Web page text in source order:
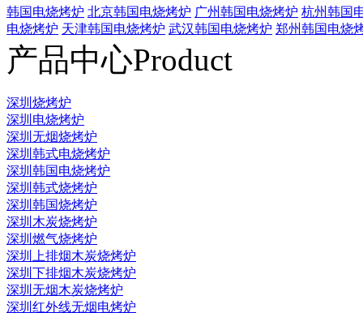
韩国电烧烤炉 北京韩国电烧烤炉 广州韩国电烧烤炉 杭州韩国
电烧烤炉 天津韩国电烧烤炉 武汉韩国电烧烤炉 郑州韩国电烧
产品中心Product
深圳烧烤炉
深圳电烧烤炉
深圳无烟烧烤炉
深圳韩式电烧烤炉
深圳韩国电烧烤炉
深圳韩式烧烤炉
深圳韩国烧烤炉
深圳木炭烧烤炉
深圳燃气烧烤炉
深圳上排烟木炭烧烤炉
深圳下排烟木炭烧烤炉
深圳无烟木炭烧烤炉
深圳红外线无烟电烤炉